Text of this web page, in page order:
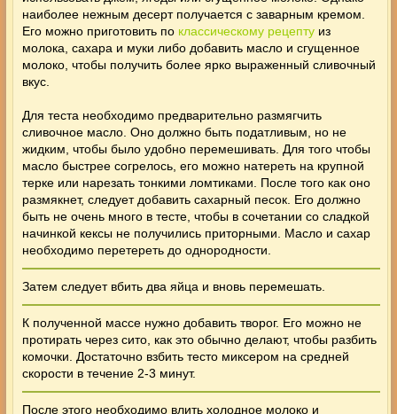
наиболее нежным десерт получается с заварным кремом.
Его можно приготовить по классическому рецептуиз
молока, сахара и муки либо добавить масло и сгущенное
молоко, чтобы получить более ярко выраженный сливочный
вкус.
Для теста необходимо предварительно размягчить
сливочное масло. Оно должно быть податливым, но не
жидким, чтобы было удобно перемешивать. Для того чтобы
масло быстрее согрелось, его можно натереть на крупной
терке или нарезать тонкими ломтиками. После того как оно
размякнет, следует добавить сахарный песок. Его должно
быть не очень много в тесте, чтобы в сочетании со сладкой
начинкой кексы не получились приторными. Масло и сахар
необходимо перетереть до однородности.
Затем следует вбить два яйца и вновь перемешать.
К полученной массе нужно добавить творог. Его можно не
протирать через сито, как это обычно делают, чтобы разбить
комочки. Достаточно взбить тесто миксером на средней
скорости в течение 2-3 минут.
После этого необходимо влить холодное молоко и